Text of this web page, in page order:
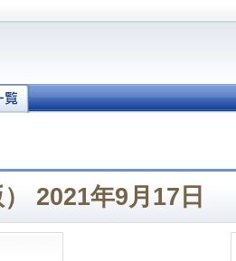
2021年9月17日